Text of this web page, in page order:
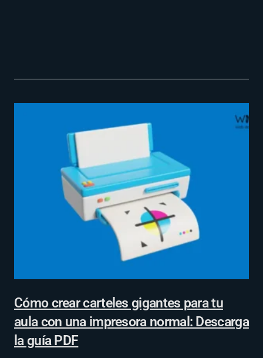
Cómo crear carteles gigantes para tu
aula con una impresora normal: Descarga
la guía PDF